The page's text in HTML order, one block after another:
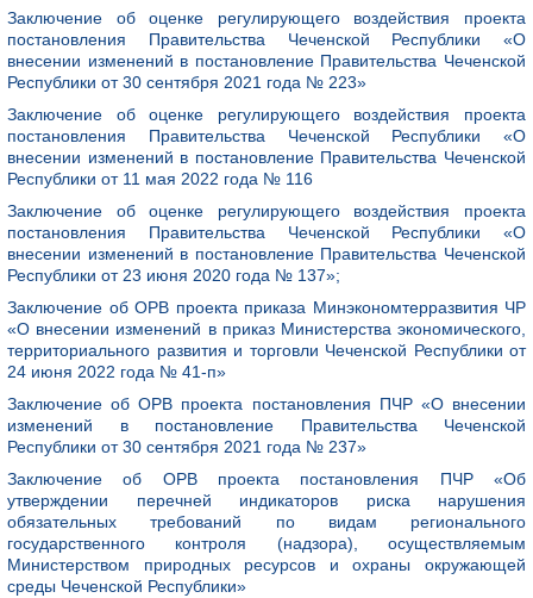
Заключение об оценке регулирующего воздействия проекта
постановления Правительства Чеченской Республики «О
внесении изменений в постановление Правительства Чеченской
Республики от 30 сентября 2021 года № 223»
Заключение об оценке регулирующего воздействия проекта
постановления Правительства Чеченской Республики «О
внесении изменений в постановление Правительства Чеченской
Республики от 11 мая 2022 года № 116
Заключение об оценке регулирующего воздействия проекта
постановления Правительства Чеченской Республики «О
внесении изменений в постановление Правительства Чеченской
Республики от 23 июня 2020 года № 137»;
Заключение об ОРВ проекта приказа Минэкономтерразвития ЧР
«О внесении изменений в приказ Министерства экономического,
территориального развития и торговли Чеченской Республики от
24 июня 2022 года № 41-п»
Заключение об ОРВ проекта постановления ПЧР «О внесении
изменений в постановление Правительства Чеченской
Республики от 30 сентября 2021 года № 237»
Заключение об ОРВ проекта постановления ПЧР «Об
утверждении перечней индикаторов риска нарушения
обязательных требований по видам регионального
государственного контроля (надзора), осуществляемым
Министерством природных ресурсов и охраны окружающей
среды Чеченской Республики»